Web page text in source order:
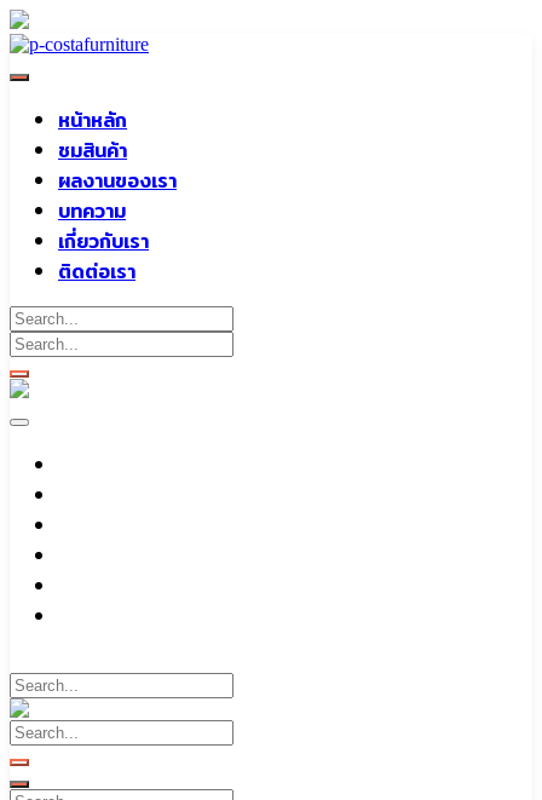
Skip
content
หน้าหลัก
ชมสินค้า
ผลงานของเรา
บทความ
เกี่ยวกับเรา
ติดต่อเรา